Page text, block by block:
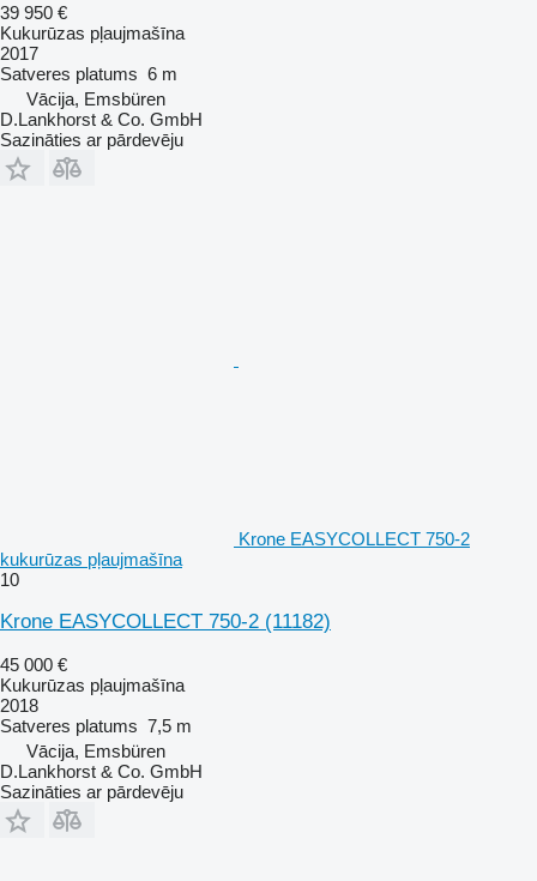
39 950 €
Kukurūzas pļaujmašīna
2017
Satveres platums 6 m
Vācija, Emsbüren
D.Lankhorst & Co. GmbH
Sazināties ar pārdevēju
Krone EASYCOLLECT 750-2
kukurūzas pļaujmašīna
10
Krone EASYCOLLECT 750-2 (11182)
45 000 €
Kukurūzas pļaujmašīna
2018
Satveres platums 7,5 m
Vācija, Emsbüren
D.Lankhorst & Co. GmbH
Sazināties ar pārdevēju